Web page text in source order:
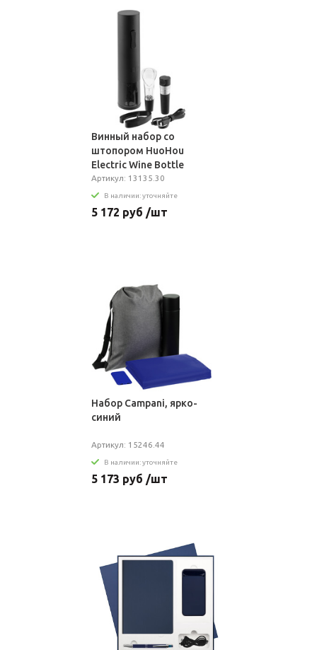
Винный набор сo
штопором HuoHou
Electric Wine Bottle
Opener, черный
Артикул: 13135.30
В наличии: уточняйте
5 172 руб /шт
Набор Campani, ярко-
синий
Артикул: 15246.44
В наличии: уточняйте
5 173 руб /шт